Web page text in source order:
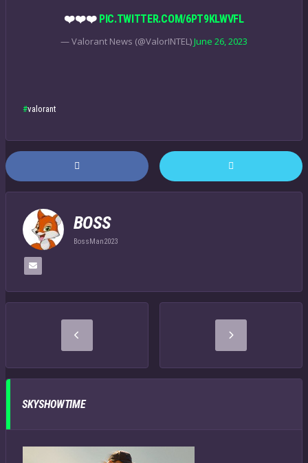
❤️❤️❤️ PIC.TWITTER.COM/6PT9KLWVFL
— Valorant News (@ValorINTEL)June 26, 2023
valorant
BOSS
BossMan2023
SKYSHOWTIME